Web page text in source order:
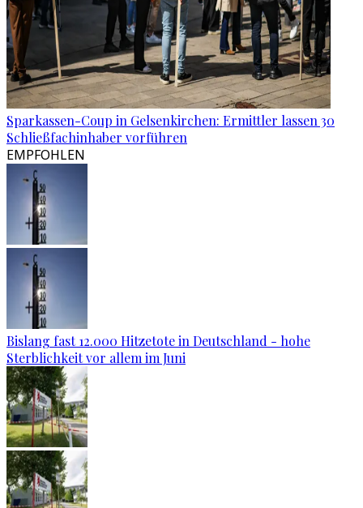
Sparkassen-Coup in Gelsenkirchen: Ermittler lassen 30
Schließfachinhaber vorführen
EMPFOHLEN
Bislang fast 12.000 Hitzetote in Deutschland - hohe
Sterblichkeit vor allem im Juni